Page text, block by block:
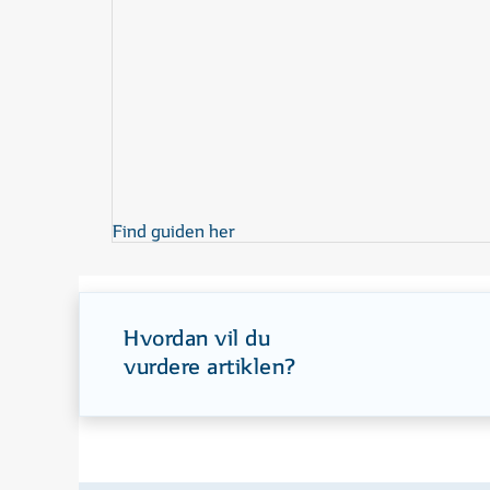
Find guiden her
Hvordan vil du
vurdere artiklen?